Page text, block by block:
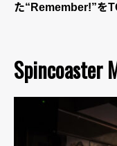
た“Remember!”を
Spincoaster